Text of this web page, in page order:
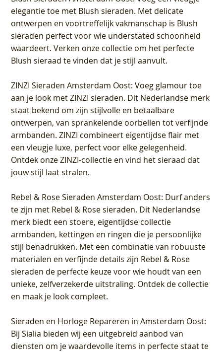
elegantie toe met Blush sieraden. Met delicate
ontwerpen en voortreffelijk vakmanschap is Blush
sieraden perfect voor wie understated schoonheid
waardeert. Verken onze collectie om het perfecte
Blush sieraad te vinden dat je stijl aanvult.
ZINZI Sieraden Amsterdam Oost: Voeg glamour toe
aan je look met ZINZI sieraden. Dit Nederlandse merk
staat bekend om zijn stijlvolle en betaalbare
ontwerpen, van sprankelende oorbellen tot verfijnde
armbanden. ZINZI combineert eigentijdse flair met
een vleugje luxe, perfect voor elke gelegenheid.
Ontdek onze ZINZI-collectie en vind het sieraad dat
jouw stijl laat stralen.
Rebel & Rose Sieraden Amsterdam Oost: Durf anders
te zijn met Rebel & Rose sieraden. Dit Nederlandse
merk biedt een stoere, eigentijdse collectie
armbanden, kettingen en ringen die je persoonlijke
stijl benadrukken. Met een combinatie van robuuste
materialen en verfijnde details zijn Rebel & Rose
sieraden de perfecte keuze voor wie houdt van een
unieke, zelfverzekerde uitstraling. Ontdek de collectie
en maak je look compleet.
Sieraden en Horloge Repareren in Amsterdam Oost:
Bij Sialia bieden wij een uitgebreid aanbod van
diensten om je waardevolle items in perfecte staat te